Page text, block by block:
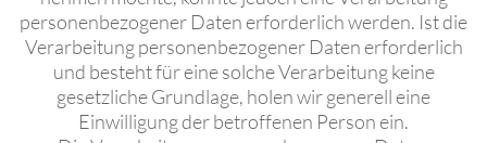
personenbezogener Daten erforderlich werden. Ist die
Verarbeitung personenbezogener Daten erforderlich
und besteht für eine solche Verarbeitung keine
gesetzliche Grundlage, holen wir generell eine
Einwilligung der betroffenen Person ein.